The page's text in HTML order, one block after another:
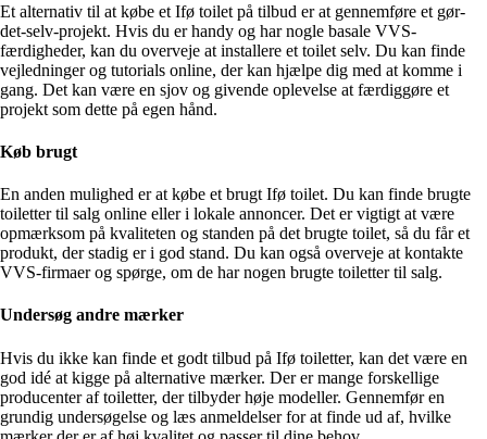
Et alternativ til at købe et Ifø toilet på tilbud er at gennemføre et gør-
det-selv-projekt. Hvis du er handy og har nogle basale VVS-
færdigheder, kan du overveje at installere et toilet selv. Du kan finde
vejledninger og tutorials online, der kan hjælpe dig med at komme i
gang. Det kan være en sjov og givende oplevelse at færdiggøre et
projekt som dette på egen hånd.
Køb brugt
En anden mulighed er at købe et brugt Ifø toilet. Du kan finde brugte
toiletter til salg online eller i lokale annoncer. Det er vigtigt at være
opmærksom på kvaliteten og standen på det brugte toilet, så du får et
produkt, der stadig er i god stand. Du kan også overveje at kontakte
VVS-firmaer og spørge, om de har nogen brugte toiletter til salg.
Undersøg andre mærker
Hvis du ikke kan finde et godt tilbud på Ifø toiletter, kan det være en
god idé at kigge på alternative mærker. Der er mange forskellige
producenter af toiletter, der tilbyder høje modeller. Gennemfør en
grundig undersøgelse og læs anmeldelser for at finde ud af, hvilke